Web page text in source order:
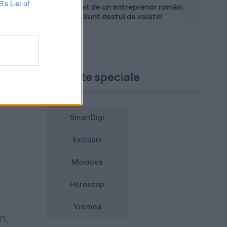
List of
explicat de un antreprenor român.
Sunt destul de volatili
Proiecte speciale
SmartDigi
Exclusiv
Moldova
Horoscop
Vremea